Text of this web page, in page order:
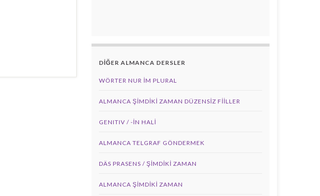
DİĞER ALMANCA DERSLER
WÖRTER NUR IM PLURAL
ALMANCA ŞIMDIKI ZAMAN DÜZENSIZ FIILLER
GENITIV / -İN HALİ
ALMANCA TELGRAF GÖNDERMEK
DÄS PRASENS / ŞİMDİKİ ZAMAN
ALMANCA ŞIMDIKI ZAMAN